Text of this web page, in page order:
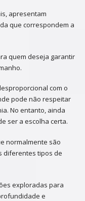
apresentam
que correspondem a
quem deseja garantir
com o
pode não respeitar
No entanto, ainda
ser a escolha certa.
normalmente são
diferentes tipos de
exploradas para
e